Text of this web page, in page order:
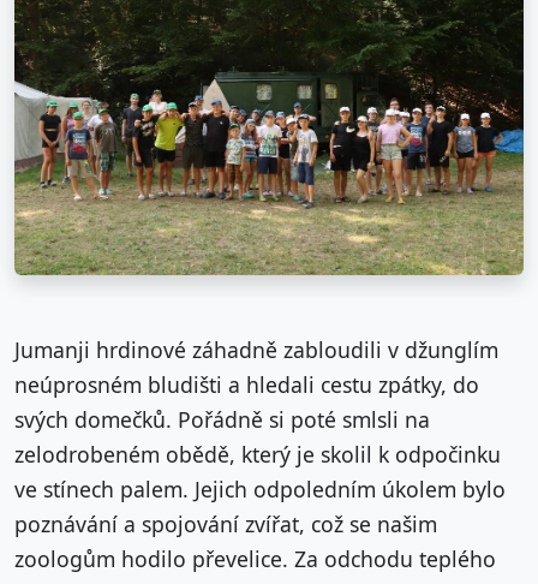
Jumanji hrdinové záhadně zabloudili v džunglím
neúprosném bludišti a hledali cestu zpátky, do
svých domečků. Pořádně si poté smlsli na
zelodrobeném obědě, který je skolil k odpočinku
ve stínech palem. Jejich odpoledním úkolem bylo
poznávání a spojování zvířat, což se našim
zoologům hodilo převelice. Za odchodu teplého